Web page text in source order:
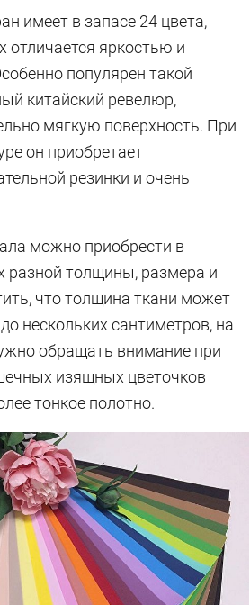
имеет в запасе 24 цвета,
яркостью и
популярен такой
китайский ревелюр,
мягкую поверхность. При
он приобретает
резинки и очень
можно приобрести в
разной толщины, размера и
что толщина ткани может
нескольких сантиметров, на
обращать внимание при
изящных цветочков
тонкое полотно.